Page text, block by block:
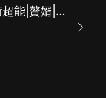
假婿|都市生活|異術超能|贅婿|熱血|爽文|AI多播